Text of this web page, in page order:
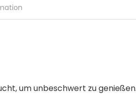
um unbeschwert zu